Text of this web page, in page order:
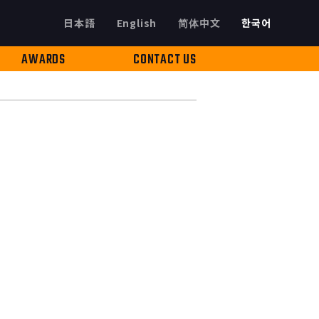
日本語 한국어
English 简体中文
AWARDS CONTACT US